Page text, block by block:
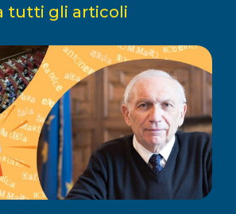
tutti gli articoli